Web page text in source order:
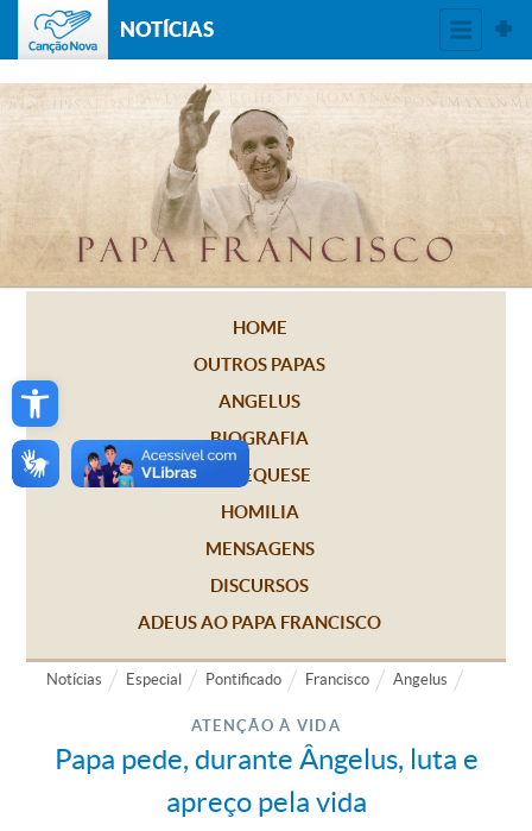
Open toolbar
NOTÍCIAS
HOME
OUTROS PAPAS
ANGELUS
BIOGRAFIA
CATEQUESE
HOMILIA
MENSAGENS
DISCURSOS
ADEUS AO PAPA FRANCISCO
Notícias Especial Pontificado Francisco Angelus
ATENÇÃO À VIDA
Papa pede, durante Ângelus, luta e
apreço pela vida